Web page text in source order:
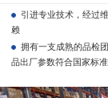
引进专业技术，经过
赖
拥有一支成熟的品检
品出厂参数符合国家标准